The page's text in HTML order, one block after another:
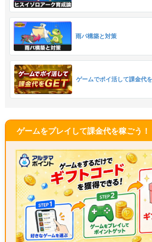
雨パ構築と対策
ゲームでポイ活して課金代
ゲームをプレイして課金代を稼ごう！